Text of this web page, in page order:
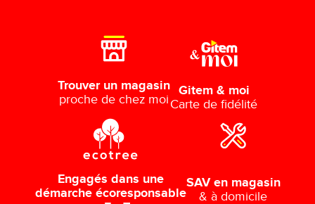
Trouver un magasin
proche de chez moi
Gitem & moi
Carte de fidélité
Engagés dans une
démarche écoresponsable
SAV en magasin
& à domicile